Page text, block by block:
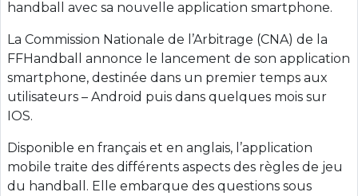
handball avec sa nouvelle application smartphone.
La Commission Nationale de l’Arbitrage (CNA) de la
FFHandball annonce le lancement de son application
smartphone, destinée dans un premier temps aux
utilisateurs – Android puis dans quelques mois sur
IOS.
Disponible en français et en anglais, l’application
mobile traite des différents aspects des règles de jeu
du handball. Elle embarque des questions sous